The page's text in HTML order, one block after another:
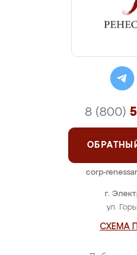
г.
ул.
СХЕМА
8 (800)
corp-